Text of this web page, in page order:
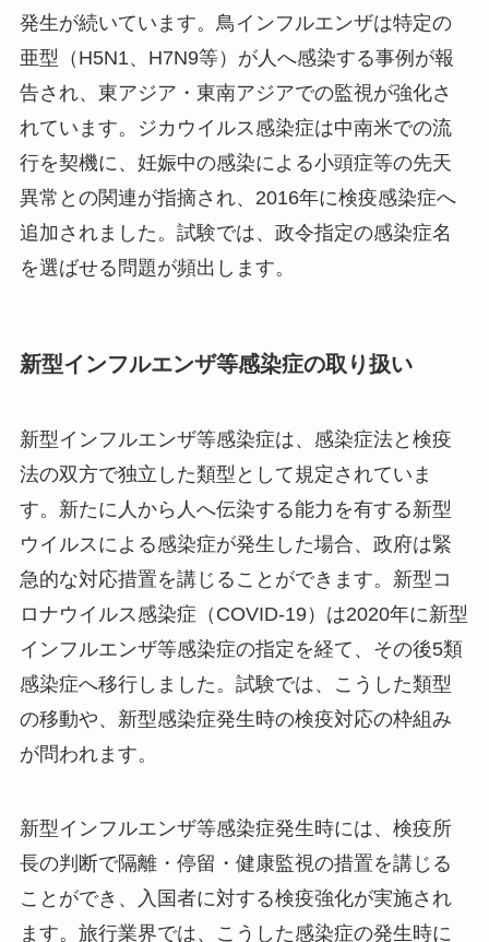
発生が続いています。鳥インフルエンザは特定の
亜型（H5N1、H7N9等）が人へ感染する事例が報
告され、東アジア・東南アジアでの監視が強化さ
れています。ジカウイルス感染症は中南米での流
行を契機に、妊娠中の感染による小頭症等の先天
異常との関連が指摘され、2016年に検疫感染症へ
追加されました。試験では、政令指定の感染症名
を選ばせる問題が頻出します。
新型インフルエンザ等感染症の取り扱い
新型インフルエンザ等感染症は、感染症法と検疫
法の双方で独立した類型として規定されていま
す。新たに人から人へ伝染する能力を有する新型
ウイルスによる感染症が発生した場合、政府は緊
急的な対応措置を講じることができます。新型コ
ロナウイルス感染症（COVID-19）は2020年に新型
インフルエンザ等感染症の指定を経て、その後5類
感染症へ移行しました。試験では、こうした類型
の移動や、新型感染症発生時の検疫対応の枠組み
が問われます。
新型インフルエンザ等感染症発生時には、検疫所
長の判断で隔離・停留・健康監視の措置を講じる
ことができ、入国者に対する検疫強化が実施され
ます。旅行業界では、こうした感染症の発生時に